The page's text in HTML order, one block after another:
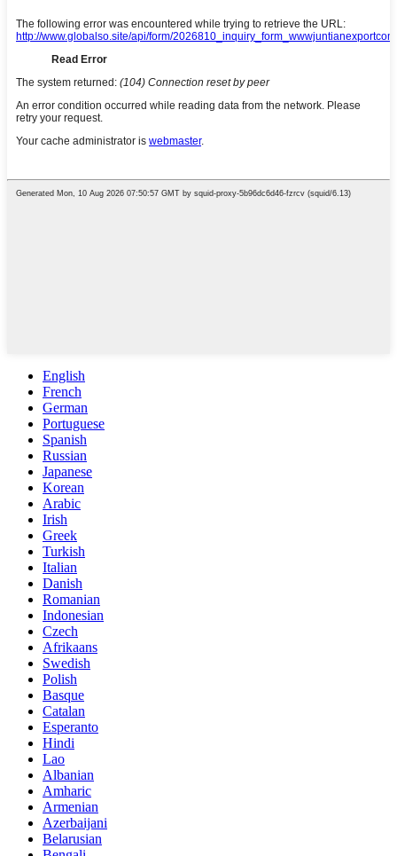
English
French
German
Portuguese
Spanish
Russian
Japanese
Korean
Arabic
Irish
Greek
Turkish
Italian
Danish
Romanian
Indonesian
Czech
Afrikaans
Swedish
Polish
Basque
Catalan
Esperanto
Hindi
Lao
Albanian
Amharic
Armenian
Azerbaijani
Belarusian